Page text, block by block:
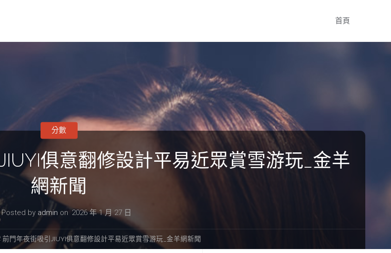
首頁
俱意翻修設計平易近眾賞雪游玩_金羊
網新聞
Posted by admin on 2026 年 1 月 27 日
分數
前門年夜街吸引JIUYI俱意翻修設計平易近眾賞雪游玩_金羊網新聞